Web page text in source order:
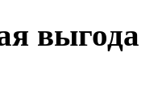
выгода